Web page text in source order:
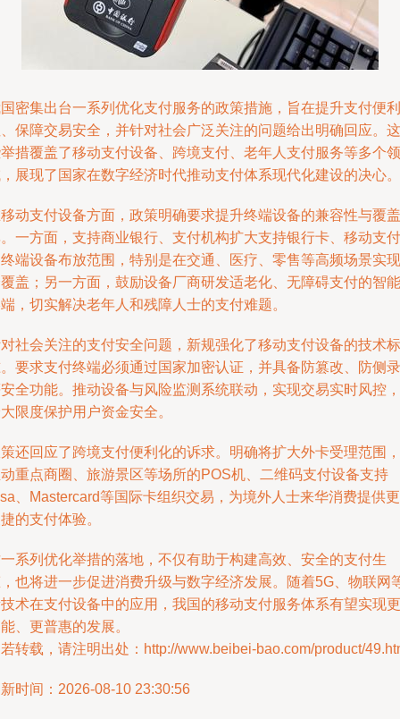
密集出台一系列优化支付服务的政策措施，旨在提升支付便利
保障交易安全，并针对社会广泛关注的问题给出明确回应。这
措覆盖了移动支付设备、跨境支付、老年人支付服务等多个领
展现了国家在数字经济时代推动支付体系现代化建设的决心。
动支付设备方面，政策明确要求提升终端设备的兼容性与覆盖
一方面，支持商业银行、支付机构扩大支持银行卡、移动支付
端设备布放范围，特别是在交通、医疗、零售等高频场景实现
盖；另一方面，鼓励设备厂商研发适老化、无障碍支付的智能
，切实解决老年人和残障人士的支付难题。
社会关注的支付安全问题，新规强化了移动支付设备的技术标
要求支付终端必须通过国家加密认证，并具备防篡改、防侧录
全功能。推动设备与风险监测系统联动，实现交易实时风控，
限度保护用户资金安全。
还回应了跨境支付便利化的诉求。明确将扩大外卡受理范围，
重点商圈、旅游景区等场所的POS机、二维码支付设备支持
、Mastercard等国际卡组织交易，为境外人士来华消费提供更
的支付体验。
系列优化举措的落地，不仅有助于构建高效、安全的支付生
也将进一步促进消费升级与数字经济发展。随着5G、物联网
术在支付设备中的应用，我国的移动支付服务体系有望实现更
、更普惠的发展。
转载，请注明出处：http://www.beibei-bao.com/product/
时间：2026-08-10 23:30:56